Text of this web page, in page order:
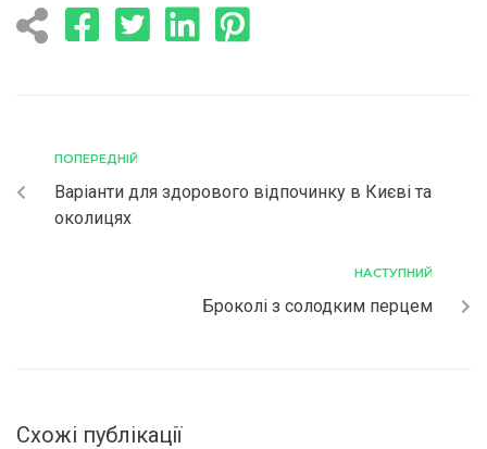
ПОПЕРЕДНІЙ
Варіанти для здорового відпочинку в Києві та
околицях
НАСТУПНИЙ
​Броколі з солодким перцем
Схожі публікації